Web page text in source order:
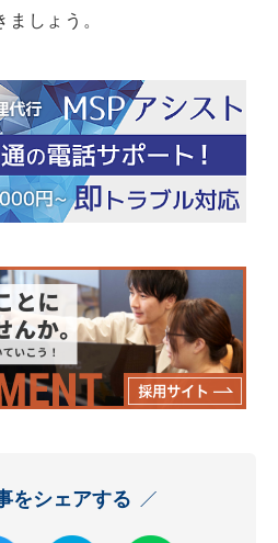
しょう。
をシェアする